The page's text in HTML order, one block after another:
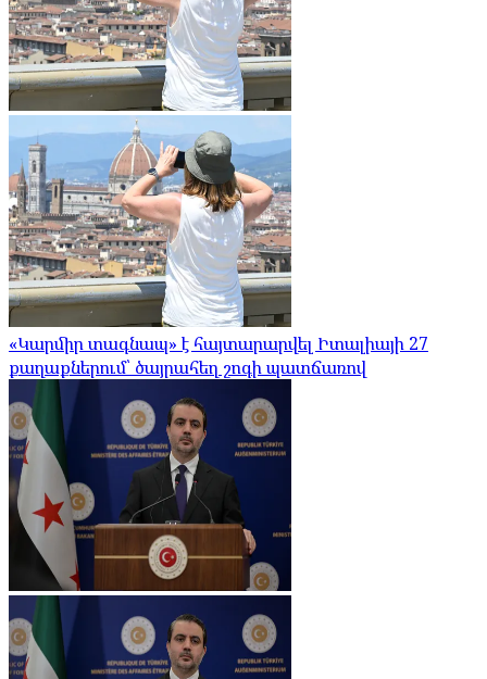
«Կարմիր տագնապ» է հայտարարվել Իտալիայի 27
քաղաքներում՝ ծայրահեղ շոգի պատճառով